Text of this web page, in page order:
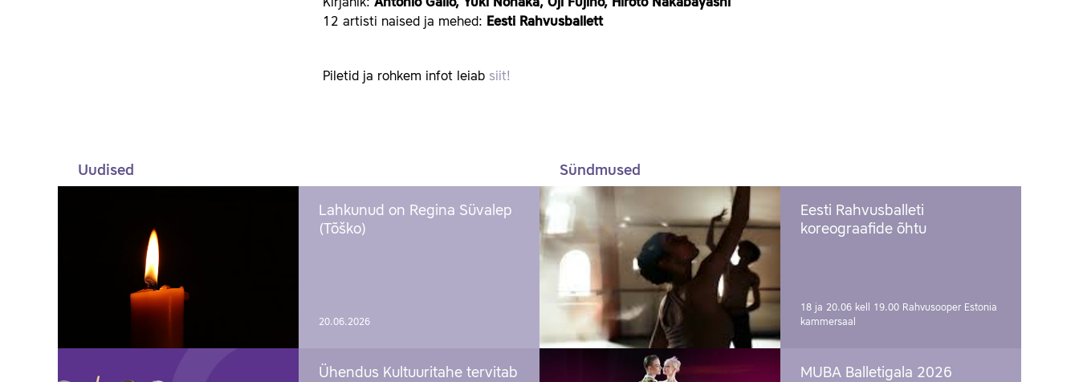
Kirjanik: Antonio Gallo, Yuki Nonaka, Oji Fujino, Hiroto Nakabayashi
12 artisti naised ja mehed: Eesti Rahvusballett
Piletid ja rohkem infot leiab siit!
Uudised
Lahkunud on Regina Süvalep
(Tõško)
20.06.2026
Ühendus Kultuuritahe tervitab
Sündmused
Eesti Rahvusballeti
koreograafide õhtu
18 ja 20.06 kell 19.00 Rahvusooper Estonia
kammersaal
MUBA Balletigala 2026